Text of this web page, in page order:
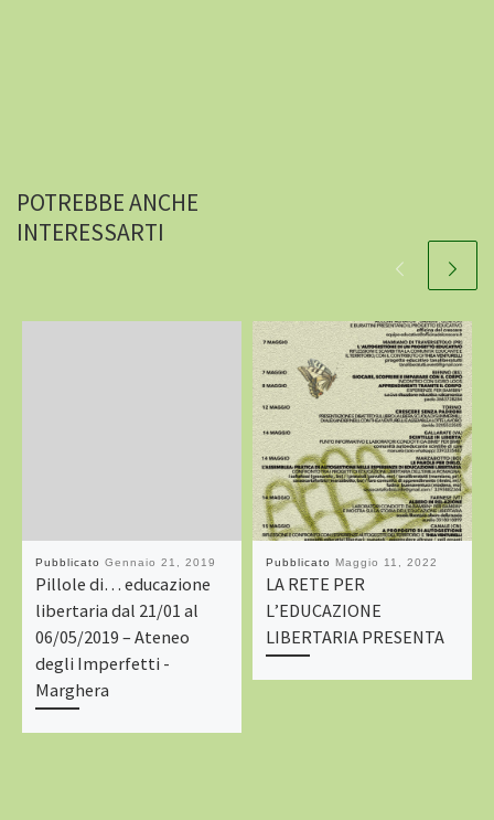
POTREBBE ANCHE
INTERESSARTI
Pubblicato Gennaio 21, 2019
Pillole di… educazione
libertaria dal 21/01 al
06/05/2019 – Ateneo
degli Imperfetti -
Marghera
Pubblicato Maggio 11, 2022
LA RETE PER
L’EDUCAZIONE
LIBERTARIA PRESENTA